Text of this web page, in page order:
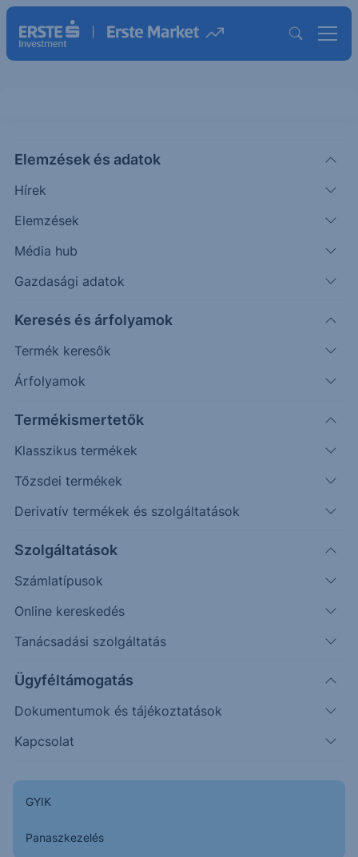
Elemzések és adatok
Hírek
Elemzések
Média hub
Gazdasági adatok
Keresés és árfolyamok
Termék keresők
Árfolyamok
Termékismertetők
Klasszikus termékek
Tőzsdei termékek
Derivatív termékek és szolgáltatások
Szolgáltatások
Számlatípusok
Online kereskedés
Tanácsadási szolgáltatás
Ügyféltámogatás
Dokumentumok és tájékoztatások
Kapcsolat
GYIK
Panaszkezelés
LTH(USA)
Life Time Group Holdings Ord Shs
43.48
Időpont: 26.08.06. 22:00
Előző záró:
45.31
Árfolyamértesítő rögzítése
További információk kérése
43.00
44.50
Napon belüli Historikus